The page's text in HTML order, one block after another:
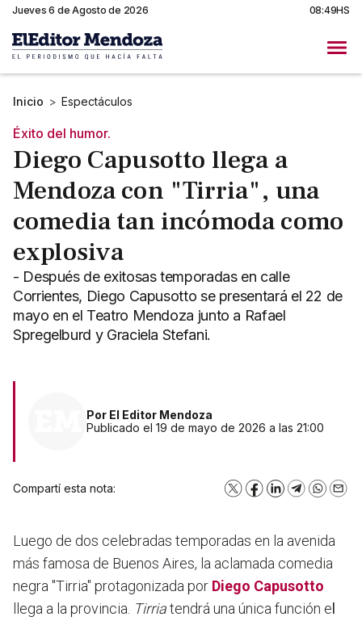
Jueves 6 de Agosto de 2026 08:49HS
Inicio > Espectáculos
Éxito del humor.
Diego Capusotto llega a
Mendoza con "Tirria", una
comedia tan incómoda como
explosiva
- Después de exitosas temporadas en calle
Corrientes, Diego Capusotto se presentará el 22 de
mayo en el Teatro Mendoza junto a Rafael
Spregelburd y Graciela Stefani.
Por El Editor Mendoza
Publicado el 19 de mayo de 2026 a las 21:00
Compartí esta nota: X Facebook
LinkedInTelegram
Luego de dos celebradas temporadas en la avenida
más famosa de Buenos Aires, la aclamada comedia
negra "Tirria" protagonizada por Diego Capusotto
llega a la provincia. Tirriatendrá una única función e